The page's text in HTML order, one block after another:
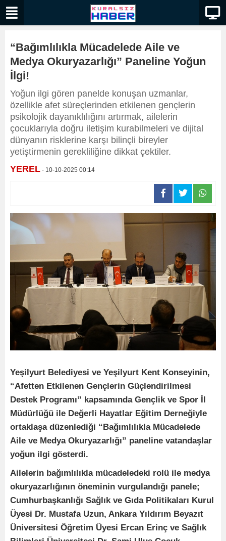
“Bağımlılıkla Mücadelede Aile ve
Medya Okuryazarlığı” Paneline Yoğun
İlgi!
Yoğun ilgi gören panelde konuşan uzmanlar,
özellikle afet süreçlerinden etkilenen gençlerin
psikolojik dayanıklılığını artırmak, ailelerin
çocuklarıyla doğru iletişim kurabilmeleri ve dijital
dünyanın risklerine karşı bilinçli bireyler
yetiştirmenin gerekliliğine dikkat çektiler.
YEREL - 10-10-2025 00:14
Yeşilyurt Belediyesi ve Yeşilyurt Kent Konseyinin,
“Afetten Etkilenen Gençlerin Güçlendirilmesi
Destek Programı” kapsamında Gençlik ve Spor İl
Müdürlüğü ile Değerli Hayatlar Eğitim Derneğiyle
ortaklaşa düzenlediği “Bağımlılıkla Mücadelede
Aile ve Medya Okuryazarlığı” paneline vatandaşlar
yoğun ilgi gösterdi.
Ailelerin bağımlılıkla mücadeledeki rolü ile medya
okuryazarlığının öneminin vurgulandığı panele;
Cumhurbaşkanlığı Sağlık ve Gıda Politikaları Kurul
Üyesi Dr. Mustafa Uzun, Ankara Yıldırım Beyazıt
Üniversitesi Öğretim Üyesi Ercan Erinç ve Sağlık